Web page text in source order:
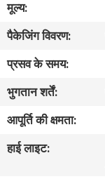
गुणवत्ता
नियंत्रण
संपर्क
करें
एक
मूल्य:
पैकेजिंग विवरण:
प्रसव के समय:
भुगतान शर्तें:
आपूर्ति की क्षमता:
हाई लाइट: